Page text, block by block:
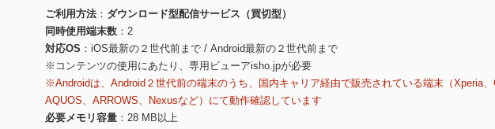
ご利用方法
ダウンロード型配信サービス（買切型）
同時使用端末数
2
対応OS
iOS最新の２世代前まで / Android最新の２世代前まで
※コンテンツの使用にあたり、専用ビューアisho.jpが必要
※Androidは、Android２世代前の端末のうち、国内キャリア経由で販売されている端末（Xperia、
AQUOS、ARROWS、Nexusなど）にて動作確認しています
必要メモリ容量
28 MB以上